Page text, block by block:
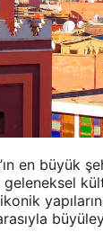
en büyük